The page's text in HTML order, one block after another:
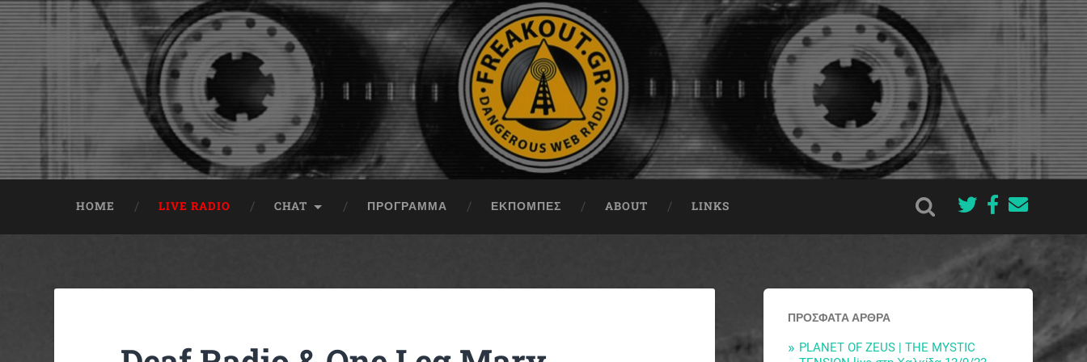
HOME LIVE RADIO CHAT ΠΡΟΓΡΑΜΜΑ ΕΚΠΟΜΠΈΣ ABOUT LINKS
ΠΡΌΣΦΑΤΑ ΆΡΘΡΑ
PLANET OF ZEUS | THE MYSTIC